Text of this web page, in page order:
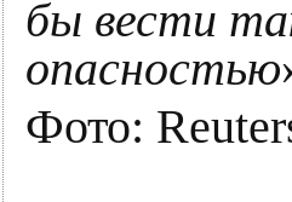
бы вести
опасностью
Фото: